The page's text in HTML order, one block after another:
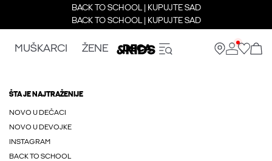
BACK TO SCHOOL | KUPUJTE SAD
BACK TO SCHOOL | KUPUJTE SAD
MUŠKARCI ŽENE DECA
ŠTA JE NAJTRAŽENIJE
NOVO U DEČACI
NOVO U DEVOJKE
INSTAGRAM
BACK TO SCHOOL